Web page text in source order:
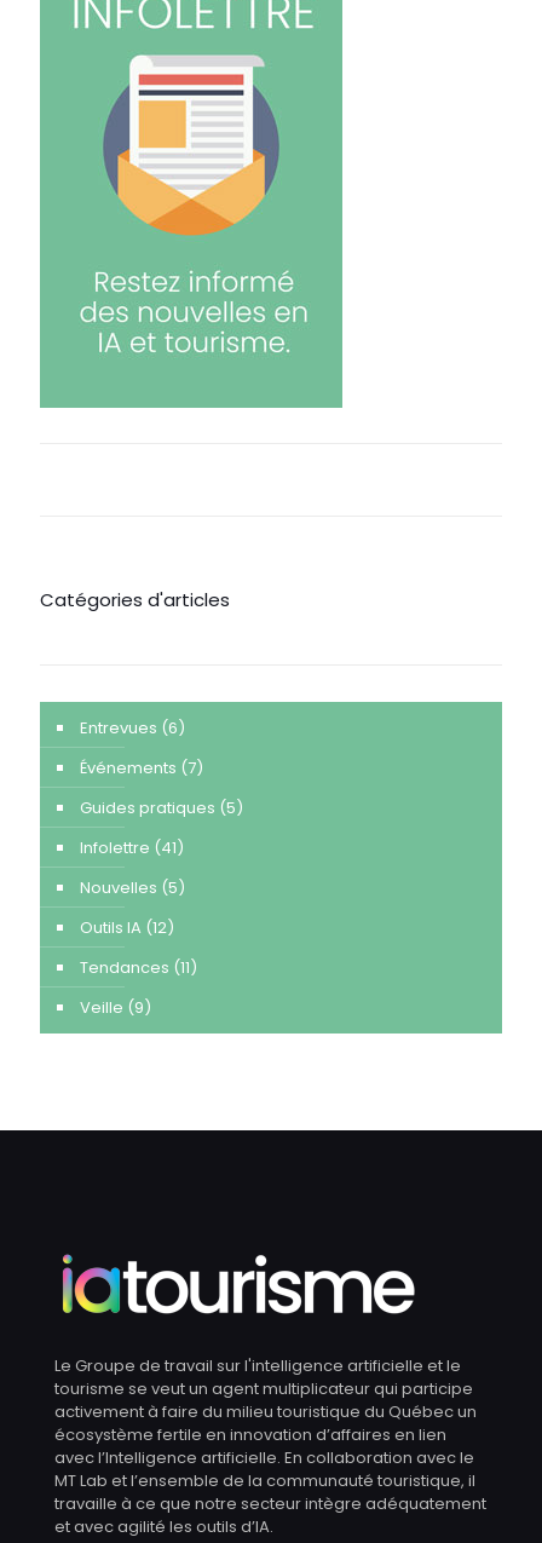
Catégories d'articles
Entrevues (6)
Événements (7)
Guides pratiques (5)
Infolettre (41)
Nouvelles (5)
Outils IA (12)
Tendances (11)
Veille (9)
Le Groupe de travail sur l'intelligence artificielle et le
tourisme se veut un agent multiplicateur qui participe
activement à faire du milieu touristique du Québec un
écosystème fertile en innovation d’affaires en lien
avec l’Intelligence artificielle. En collaboration avec le
MT Lab et l’ensemble de la communauté touristique, il
travaille à ce que notre secteur intègre adéquatement
et avec agilité les outils d’IA.